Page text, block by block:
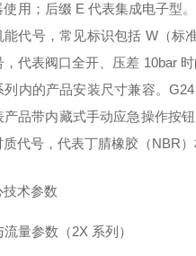
使用；后缀 E 代表集成电子型
能代号，常见标识包括 W（标
，代表阀口全开、压差 10bar
列内的产品安装尺寸兼容。
产品带内藏式手动应急操作按
质代号，代表丁腈橡胶（NBR
技术参数
量参数（2X 系列）